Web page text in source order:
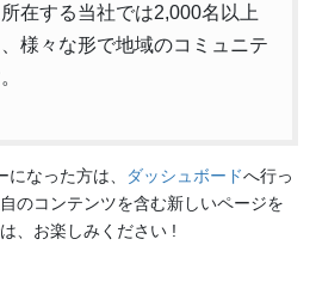
在する当社では2,000名以上
様々な形で地域のコミュニテ
なった方は、 ダッシュボードへ行っ
のコンテンツを含む新しいページを
、お楽しみください !